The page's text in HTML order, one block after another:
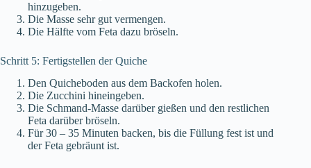
hinzugeben.
Die Masse sehr gut vermengen.
Die Hälfte vom Feta dazu bröseln.
Schritt 5: Fertigstellen der Quiche
Den Quicheboden aus dem Backofen holen.
Die Zucchini hineingeben.
Die Schmand-Masse darüber gießen und den restlichen
Feta darüber bröseln.
Für 30 – 35 Minuten backen, bis die Füllung fest ist und
der Feta gebräunt ist.